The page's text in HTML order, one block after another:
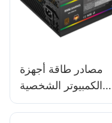
مصادر طاقة أجهزة
الكمبيوتر الشخصية
لعام ٢٠٢٥: أفضل